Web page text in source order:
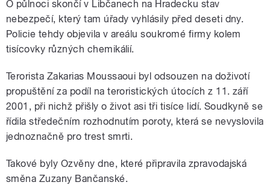
O půlnoci skončí v Libčanech na Hradecku stav
nebezpečí, který tam úřady vyhlásily před deseti dny.
Policie tehdy objevila v areálu soukromé firmy kolem
tisícovky různých chemikálií.
Terorista Zakarias Moussaoui byl odsouzen na doživotí
propuštění za podíl na teroristických útocích z 11. září
2001, při nichž přišly o život asi tři tisíce lidí. Soudkyně se
řídila středečním rozhodnutím poroty, která se nevyslovila
jednoznačně pro trest smrti.
Takové byly Ozvěny dne, které připravila zpravodajská
směna Zuzany Bančanské.